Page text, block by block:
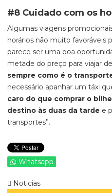
#8 Cuidado com os
Algumas viagens
horários não muito favoráveis
parece ser uma boa
metade do preço para viajar
sempre como é o
necessário apanhar um táxi
caro do que comprar o
destino às duas da tarde e
transportes”.
Whatsapp
Noticias